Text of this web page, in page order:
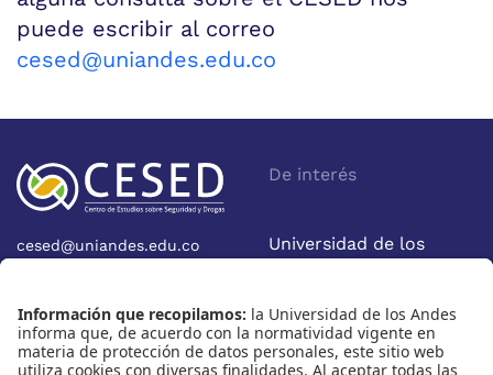
puede escribir al correo
cesed@uniandes.edu.co
cesed@uniandes.edu.co
Bogotá - Colombia
De interés
Universidad de los
Facultad de Economía